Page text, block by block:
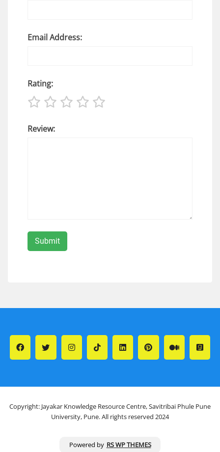
Email Address:
Rating:
Review:
Copyright: Jayakar Knowledge Resource Centre, Savitribai Phule Pune
University, Pune. All rights reserved 2024
Powered by RS WP THEMES